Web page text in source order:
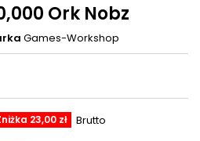
Ork Nobz
Games-Workshop
23,00 zł
Brutto